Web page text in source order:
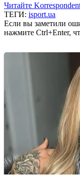
Читайте
ТЕГИ: isport.ua
Если вы заметили
нажмите Ctrl+Enter,